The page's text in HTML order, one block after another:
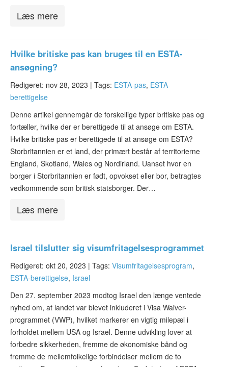
Læs mere
Hvilke britiske pas kan bruges til en ESTA-
ansøgning?
Redigeret: nov 28, 2023 | Tags: ESTA-pas, ESTA-
berettigelse
Denne artikel gennemgår de forskellige typer britiske pas og
fortæller, hvilke der er berettigede til at ansøge om ESTA.
Hvilke britiske pas er berettigede til at ansøge om ESTA?
Storbritannien er et land, der primært består af territorierne
England, Skotland, Wales og Nordirland. Uanset hvor en
borger i Storbritannien er født, opvokset eller bor, betragtes
vedkommende som britisk statsborger. Der…
Læs mere
Israel tilslutter sig visumfritagelsesprogrammet
Redigeret: okt 20, 2023 | Tags: Visumfritagelsesprogram,
ESTA-berettigelse, Israel
Den 27. september 2023 modtog Israel den længe ventede
nyhed om, at landet var blevet inkluderet i Visa Waiver-
programmet (VWP), hvilket markerer en vigtig milepæl i
forholdet mellem USA og Israel. Denne udvikling lover at
forbedre sikkerheden, fremme de økonomiske bånd og
fremme de mellemfolkelige forbindelser mellem de to